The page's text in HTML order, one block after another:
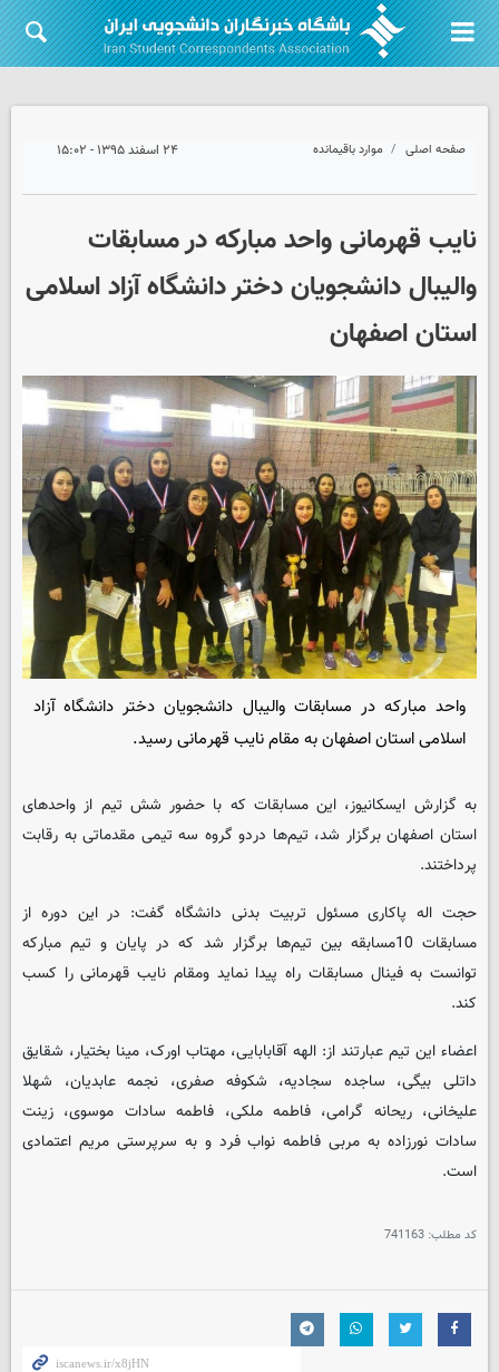
صفحه اصلی موارد باقیمانده ۲۴ اسفند ۱۳۹۵ - ۱۵:۰۲
نایب قهرمانی واحد مبارکه در مسابقات
والیبال دانشجویان دختر دانشگاه‌ آزاد اسلامی
استان اصفهان
واحد مبارکه در مسابقات والیبال دانشجویان دختر دانشگاه‌ آزاد
اسلامی استان اصفهان به مقام نایب قهرمانی رسید.
به گزارش ایسکانیوز، این مسابقات که با حضور شش تیم از واحدهای
استان اصفهان برگزار شد، تیم‌ها دردو گروه سه تیمی مقدماتی به رقابت
پرداختند.
حجت اله پاکاری مسئول تربیت بدنی دانشگاه گفت: در این دوره از
مسابقات 10مسابقه بین تیم‌ها برگزار شد که در پایان و تیم مبارکه
توانست به فینال مسابقات راه پیدا نماید ومقام نایب قهرمانی را کسب
کند.
اعضاء این تیم عبارتند از: الهه آقابابایی، مهتاب اورک، مینا بختیار، شقایق
داتلی بیگی، ساجده سجادیه، شکوفه صفری، نجمه عابدیان، شهلا
علیخانی، ریحانه گرامی، فاطمه ملکی، فاطمه سادات موسوی، زینت
سادات نورزاده به مربی فاطمه نواب فرد و به سرپرستی مریم اعتمادی
است.
کد مطلب: 741163